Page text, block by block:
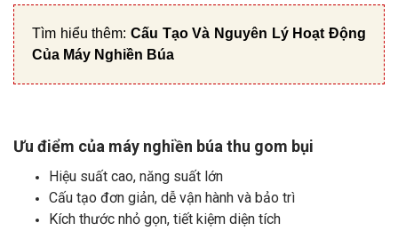
Tìm hiểu thêm: Cấu Tạo Và Nguyên Lý Hoạt Động
Của Máy Nghiền Búa
Ưu điểm của máy nghiền búa thu gom bụi
Hiệu suất cao, năng suất lớn
Cấu tạo đơn giản, dễ vận hành và bảo trì
Kích thước nhỏ gọn, tiết kiệm diện tích